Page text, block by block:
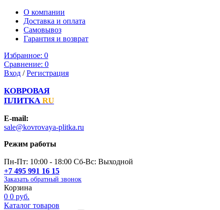
О компании
Доставка и оплата
Самовывоз
Гарантия и возврат
Избранное: 0
Сравнение: 0
Вход /Регистрация
КОВРОВАЯ
ПЛИТКА RU
E-mail:
sale@kovrovaya-plitka.ru
Режим работы
Пн-Пт: 10:00 - 18:00 Сб-Вс: Выходной
+7 495 991 16 15
Заказать обратный звонок
Корзина
0 0 руб.
Каталог товаров